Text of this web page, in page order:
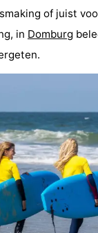
of juist
in Domburg